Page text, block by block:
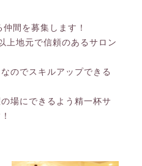
間を募集します！
上地元で信頼のあるサロン
のでスキルアップできる
場にできるよう精一杯サ